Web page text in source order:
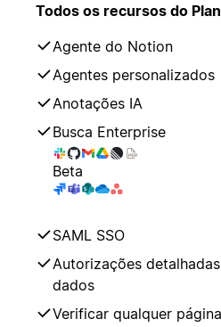
Todos os recursos do
Agente do Notion
Agentes personalizados
Anotações IA
Busca Enterprise
Beta
SAML SSO
Autorizações
dados
Verificar qualquer página